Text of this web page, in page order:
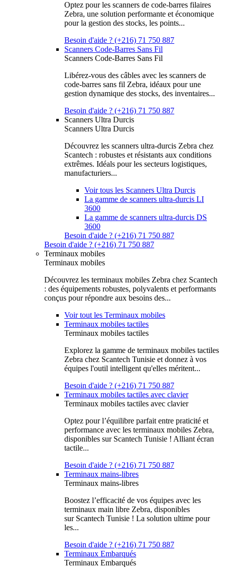
Optez pour les scanners de code-barres filaires
Zebra, une solution performante et économique
pour la gestion des stocks, les points...
Besoin d'aide ? (+216) 71 750 887
Scanners Code-Barres Sans Fil
Scanners Code-Barres Sans Fil
Libérez-vous des câbles avec les scanners de
code-barres sans fil Zebra, idéaux pour une
gestion dynamique des stocks, des inventaires...
Besoin d'aide ? (+216) 71 750 887
Scanners Ultra Durcis
Scanners Ultra Durcis
Découvrez les scanners ultra-durcis Zebra chez
Scantech : robustes et résistants aux conditions
extrêmes. Idéals pour les secteurs logistiques,
manufacturiers...
Voir tous les Scanners Ultra Durcis
La gamme de scanners ultra-durcis LI
3600
La gamme de scanners ultra-durcis DS
3600
Besoin d'aide ? (+216) 71 750 887
Besoin d'aide ? (+216) 71 750 887
Terminaux mobiles
Terminaux mobiles
Découvrez les terminaux mobiles Zebra chez Scantech
: des équipements robustes, polyvalents et performants
conçus pour répondre aux besoins des...
Voir tout les Terminaux mobiles
Terminaux mobiles tactiles
Terminaux mobiles tactiles
Explorez la gamme de terminaux mobiles tactiles
Zebra chez Scantech Tunisie et donnez à vos
équipes l'outil intelligent qu'elles méritent...
Besoin d'aide ? (+216) 71 750 887
Terminaux mobiles tactiles avec clavier
Terminaux mobiles tactiles avec clavier
Optez pour l’équilibre parfait entre praticité et
performance avec les terminaux mobiles Zebra,
disponibles sur Scantech Tunisie ! Alliant écran
tactile...
Besoin d'aide ? (+216) 71 750 887
Terminaux mains-libres
Terminaux mains-libres
Boostez l’efficacité de vos équipes avec les
terminaux main libre Zebra, disponibles
sur Scantech Tunisie ! La solution ultime pour
les...
Besoin d'aide ? (+216) 71 750 887
Terminaux Embarqués
Terminaux Embarqués